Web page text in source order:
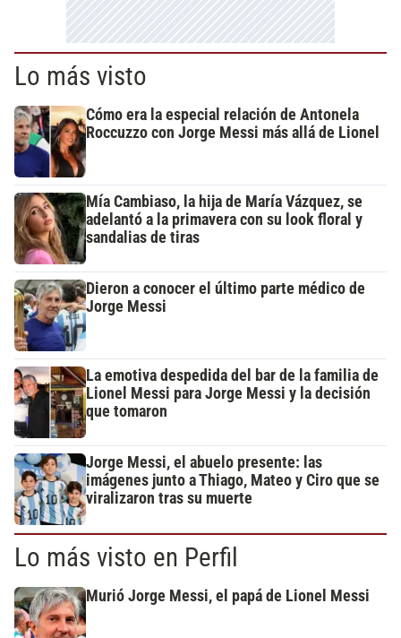
Lo más visto
Cómo era la especial relación de Antonela
Roccuzzo con Jorge Messi más allá de Lionel
Mía Cambiaso, la hija de María Vázquez, se
adelantó a la primavera con su look floral y
sandalias de tiras
Dieron a conocer el último parte médico de
Jorge Messi
La emotiva despedida del bar de la familia de
Lionel Messi para Jorge Messi y la decisión
que tomaron
Jorge Messi, el abuelo presente: las
imágenes junto a Thiago, Mateo y Ciro que se
viralizaron tras su muerte
Lo más visto en Perfil
Murió Jorge Messi, el papá de Lionel Messi